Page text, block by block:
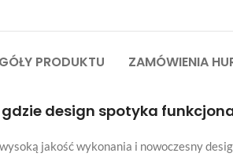
PRODUKTU ZAMÓWIENIA
gdzie design spotyka
jakość wykonania i nowoczesny